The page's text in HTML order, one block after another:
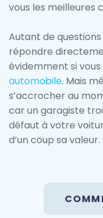
vous les meilleures
Autant de
répondre
évidemment si
automobile. Mais
s’accrocher au
car un garagiste
défaut à votre
d’un coup sa valeur.